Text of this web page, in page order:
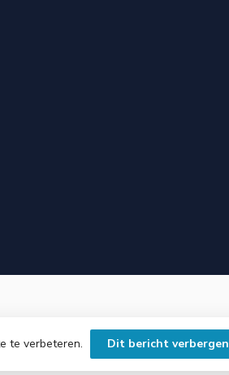
te verbeteren. Dit bericht verbergen